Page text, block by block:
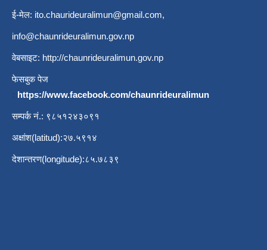
ई-मेल: ito.chaurideuralimun@gmail.com,
info@chaunrideuralimun.gov.np
वेबसाइट: http://chaunrideuralimun.gov.np
फेसबुक पेज
: https://www.facebook.com/chaunrideuralimun
सम्पर्क नं.: ९८५१२४३०९१
अक्षांश(latitud):२७.५९१४
देशान्तरण(longitude):८५.७८३९